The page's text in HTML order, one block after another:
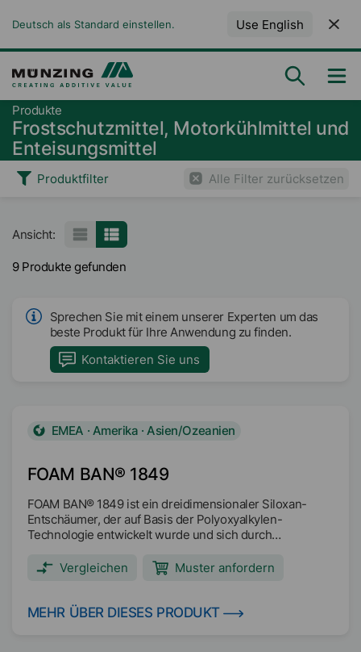
Deutsch als Standard einstellen. Use English
Produkte
Frostschutzmittel, Motorkühlmittel und
Enteisungsmittel
Produktfilter Alle Filter zurücksetzen
Ansicht:
9 Produkte gefunden
Sprechen Sie mit einem unserer Experten um das
beste Produkt für Ihre Anwendung zu finden.
Kontaktieren Sie uns
FOAM BAN® 1849
EMEA · Amerika · Asien/Ozeanien
FOAM BAN® 1849 ist ein dreidimensionaler Siloxan-
Entschäumer, der auf Basis der Polyoxyalkylen-
Technologie entwickelt wurde und sich durch
Entschäumungsvermögen in einer Vielzahl wässriger
Anwendungen auszeichnet. Hauptanwendungsbereiche:
hohem und niedrigem Ölgehalt) Synthetische
Vergleichen Muster anfordern
MEHR ÜBER DIESES PRODUKT